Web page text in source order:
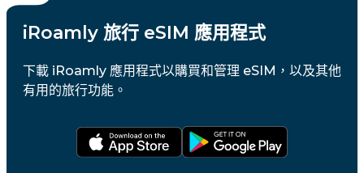
iRoamly 旅行 eSIM 應用程式
下載 iRoamly 應用程式以購買和管理 eSIM，以及其他
有用的旅行功能。